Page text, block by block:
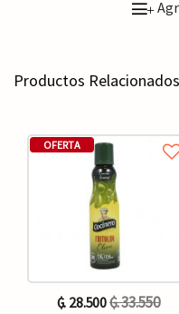
+
Productos Relacionados
OFERTA
₲. 28.500₲. 33.550